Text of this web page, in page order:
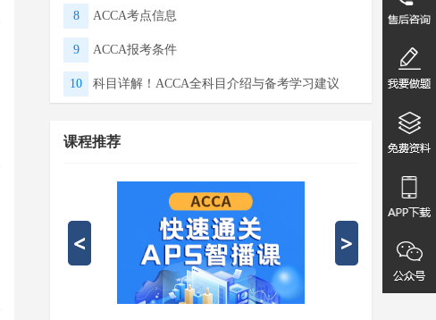
8 ACCA考点信息
9 ACCA报考条件
10 科目详解！ACCA全科目介绍与备考学习建议
课程推荐